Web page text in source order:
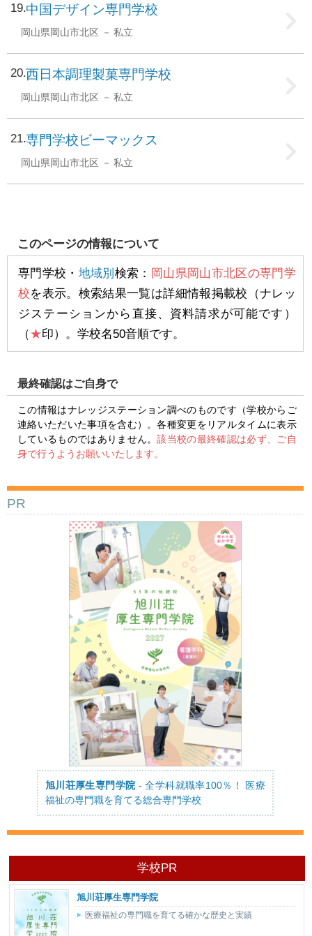
19 中国デザイン専門学校
岡山県岡山市北区 私立
20 西日本調理製菓専門学校
岡山県岡山市北区 私立
21 専門学校ビーマックス
岡山県岡山市北区 私立
このページの情報について
専門学校・ 地域別 検索： 岡山県岡山市北区の専門学
校を表示。検索結果一覧は詳細情報掲載校（ナレッ
ジステーションから直接、資料請求が可能です）
（★印）。学校名50音順です。
最終確認はご自身で
この情報はナレッジステーション調べのものです（学校からご
連絡いただいた事項を含む）。各種変更をリアルタイムに表示
しているものではありません。該当校の最終確認は必ず、ご自
身で行うようお願いいたします。
PR
旭川荘厚生専門学院- 全学科就職率100％！ 医療
福祉の専門職を育てる総合専門学校
学校PR
旭川荘厚生専門学院
医療福祉の専門職を育てる確かな歴史と実績